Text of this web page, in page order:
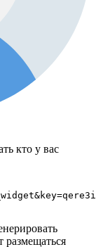
кто у вас
размещаться